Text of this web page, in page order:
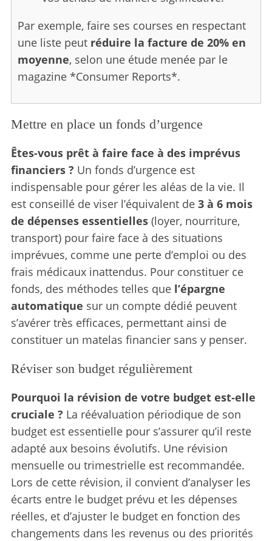
Par exemple, faire ses courses en respectant
une liste peut réduire la facture de 20% en
moyenne, selon une étude menée par le
magazine *Consumer Reports*.
Mettre en place un fonds d’urgence
Êtes-vous prêt à faire face à des imprévus
financiers ? Un fonds d’urgence est
indispensable pour gérer les aléas de la vie. Il
est conseillé de viser l’équivalent de 3 à 6 mois
de dépenses essentielles(loyer, nourriture,
transport) pour faire face à des situations
imprévues, comme une perte d’emploi ou des
frais médicaux inattendus. Pour constituer ce
fonds, des méthodes telles que l’épargne
automatique sur un compte dédié peuvent
s’avérer très efficaces, permettant ainsi de
constituer un matelas financier sans y penser.
Réviser son budget régulièrement
Pourquoi la révision de votre budget est-elle
cruciale ? La réévaluation périodique de son
budget est essentielle pour s’assurer qu’il reste
adapté aux besoins évolutifs. Une révision
mensuelle ou trimestrielle est recommandée.
Lors de cette révision, il convient d’analyser les
écarts entre le budget prévu et les dépenses
réelles, et d’ajuster le budget en fonction des
changements dans les revenus ou des priorités